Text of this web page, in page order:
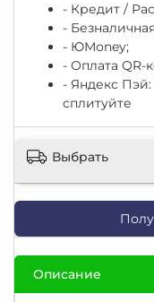
- Кредит /
-
- ЮМоney;
- Оплата QR-
- Яндекс
сплитуйте
Выбрать
Описание